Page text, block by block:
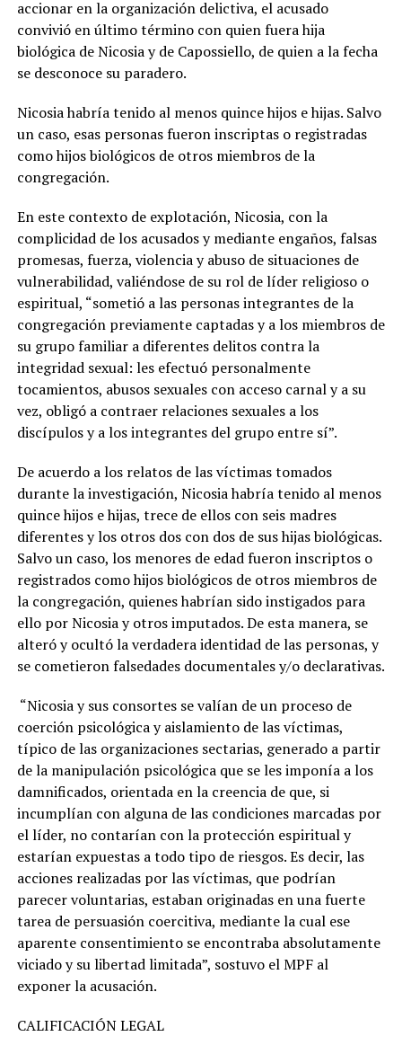
accionar en la organización delictiva, el acusado
convivió en último término con quien fuera hija
biológica de Nicosia y de Capossiello, de quien a la fecha
se desconoce su paradero.
Nicosia habría tenido al menos quince hijos e hijas. Salvo
un caso, esas personas fueron inscriptas o registradas
como hijos biológicos de otros miembros de la
congregación.
En este contexto de explotación, Nicosia, con la
complicidad de los acusados y mediante engaños, falsas
promesas, fuerza, violencia y abuso de situaciones de
vulnerabilidad, valiéndose de su rol de líder religioso o
espiritual, “sometió a las personas integrantes de la
congregación previamente captadas y a los miembros de
su grupo familiar a diferentes delitos contra la
integridad sexual: les efectuó personalmente
tocamientos, abusos sexuales con acceso carnal y a su
vez, obligó a contraer relaciones sexuales a los
discípulos y a los integrantes del grupo entre sí”.
De acuerdo a los relatos de las víctimas tomados
durante la investigación, Nicosia habría tenido al menos
quince hijos e hijas, trece de ellos con seis madres
diferentes y los otros dos con dos de sus hijas biológicas.
Salvo un caso, los menores de edad fueron inscriptos o
registrados como hijos biológicos de otros miembros de
la congregación, quienes habrían sido instigados para
ello por Nicosia y otros imputados. De esta manera, se
alteró y ocultó la verdadera identidad de las personas, y
se cometieron falsedades documentales y/o declarativas.
“Nicosia y sus consortes se valían de un proceso de
coerción psicológica y aislamiento de las víctimas,
típico de las organizaciones sectarias, generado a partir
de la manipulación psicológica que se les imponía a los
damnificados, orientada en la creencia de que, si
incumplían con alguna de las condiciones marcadas por
el líder, no contarían con la protección espiritual y
estarían expuestas a todo tipo de riesgos. Es decir, las
acciones realizadas por las víctimas, que podrían
parecer voluntarias, estaban originadas en una fuerte
tarea de persuasión coercitiva, mediante la cual ese
aparente consentimiento se encontraba absolutamente
viciado y su libertad limitada”, sostuvo el MPF al
exponer la acusación.
CALIFICACIÓN LEGAL